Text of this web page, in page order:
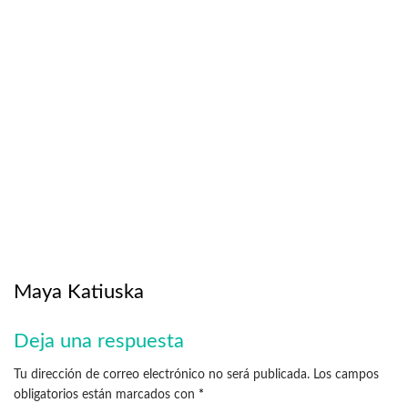
Maya Katiuska
Deja una respuesta
Tu dirección de correo electrónico no será publicada. Los campos
obligatorios están marcados con *